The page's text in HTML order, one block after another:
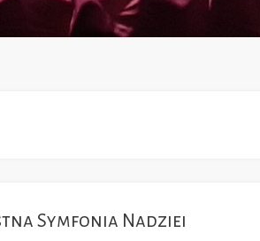
Symfonia Nadziei